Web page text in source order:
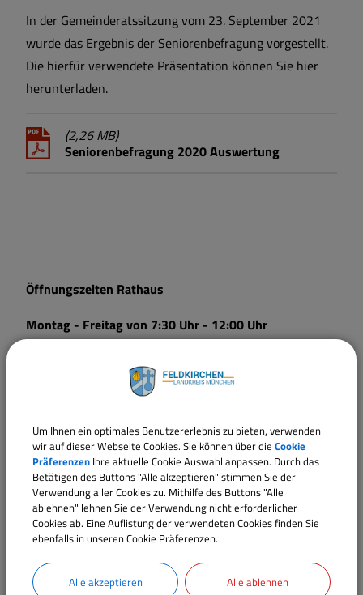
Öffnungszeiten Rathaus
Montag - Freitag von 7:30 Uhr - 12:00 Uhr
Öffnungszeiten Wertstoffhof
Di 16:00 Uhr - 19:00 Uhr
Do 16:00 Uhr - 19:00 Uhr
Fr 16:00 Uhr - 19:00 Uhr
Sa 09:00 Uhr - 13:00 Uhr
Öffnungszeiten Gemeindebücherei
Mo 15:00 Uhr - 18:30 Uhr
In der Gemeinderatssitzung vom 23. September 2021
wurde das Ergebnis der Seniorenbefragung vorgestellt.
Die hierfür verwendete Präsentation können Sie hier
herunterladen.
(2,26 MB)
Seniorenbefragung 2020 Auswertung
Um Ihnen ein optimales Benutzererlebnis zu bieten, verwenden
wir auf dieser Webseite Cookies. Sie können über die Cookie
Präferenzen Ihre aktuelle Cookie Auswahl anpassen. Durch das
Betätigen des Buttons "Alle akzeptieren" stimmen Sie der
Verwendung aller Cookies zu. Mithilfe des Buttons "Alle
ablehnen" lehnen Sie der Verwendung nicht erforderlicher
Cookies ab. Eine Auflistung der verwendeten Cookies finden Sie
ebenfalls in unseren Cookie Präferenzen.
Alle akzeptieren Alle ablehnen